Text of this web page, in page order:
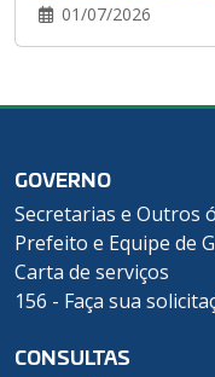
01/07/2026
GOVERNO
Secretarias e Outros
Prefeito e Equipe de
Carta de serviços
156 - Faça sua
CONSULTAS